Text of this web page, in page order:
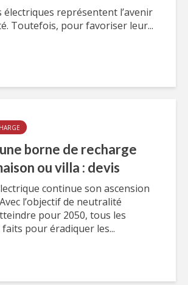
électriques représentent l’avenir
Toutefois, pour favoriser leur...
borne de recharge
ou villa : devis
continue son ascension
l’objectif de neutralité
pour 2050, tous les
pour éradiquer les...